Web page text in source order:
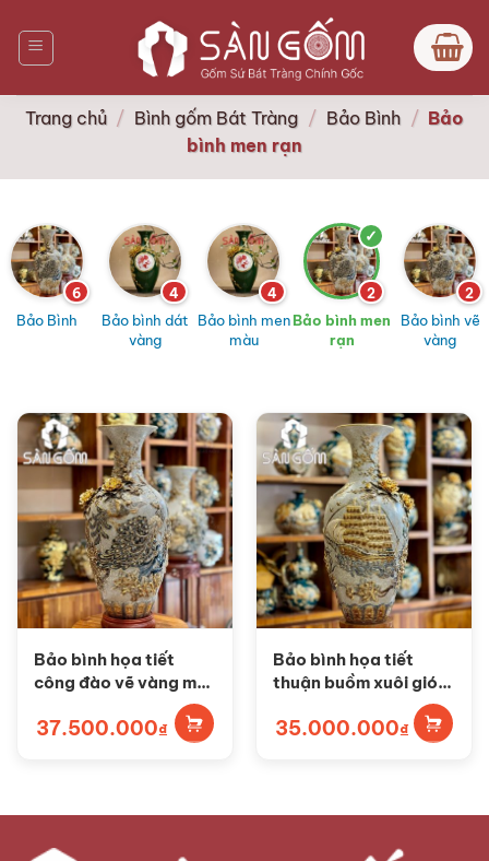
qua
nội
dung
Trang chủ / Bình gốm Bát Tràng / Bảo Bình / Bảo
bình men rạn
6
Bảo Bình
4
Bảo bình dát
vàng
4
Bảo bình men
màu
2
Bảo bình men
rạn
2
Bảo bình vẽ
vàng
Bảo bình họa tiết
công đào vẽ vàng men
rạn Bát Tràng SG-
BB06
37.500.000₫
Bảo bình họa tiết
thuận buồm xuôi gió
vẽ vàng men rạn Bát
Tràng SG-BB05
35.000.000₫